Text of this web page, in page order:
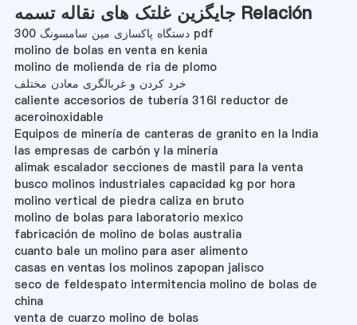
جایگزین غلتک های نقاله تسمه Relación
دستگاه پاکسازی مین سامسونگ 300 pdf
molino de bolas en venta en kenia
molino de molienda de ria de plomo
خرد کردن و غربالگری معادن مختلف
caliente accesorios de tubería 316l reductor de
aceroinoxidable
Equipos de minería de canteras de granito en la India
las empresas de carbón y la minería
alimak escalador secciones de mastil para la venta
busco molinos industriales capacidad kg por hora
molino vertical de piedra caliza en bruto
molino de bolas para laboratorio mexico
fabricación de molino de bolas australia
cuanto bale un molino para aser alimento
casas en ventas los molinos zapopan jalisco
seco de feldespato intermitencia molino de bolas de
china
venta de cuarzo molino de bolas